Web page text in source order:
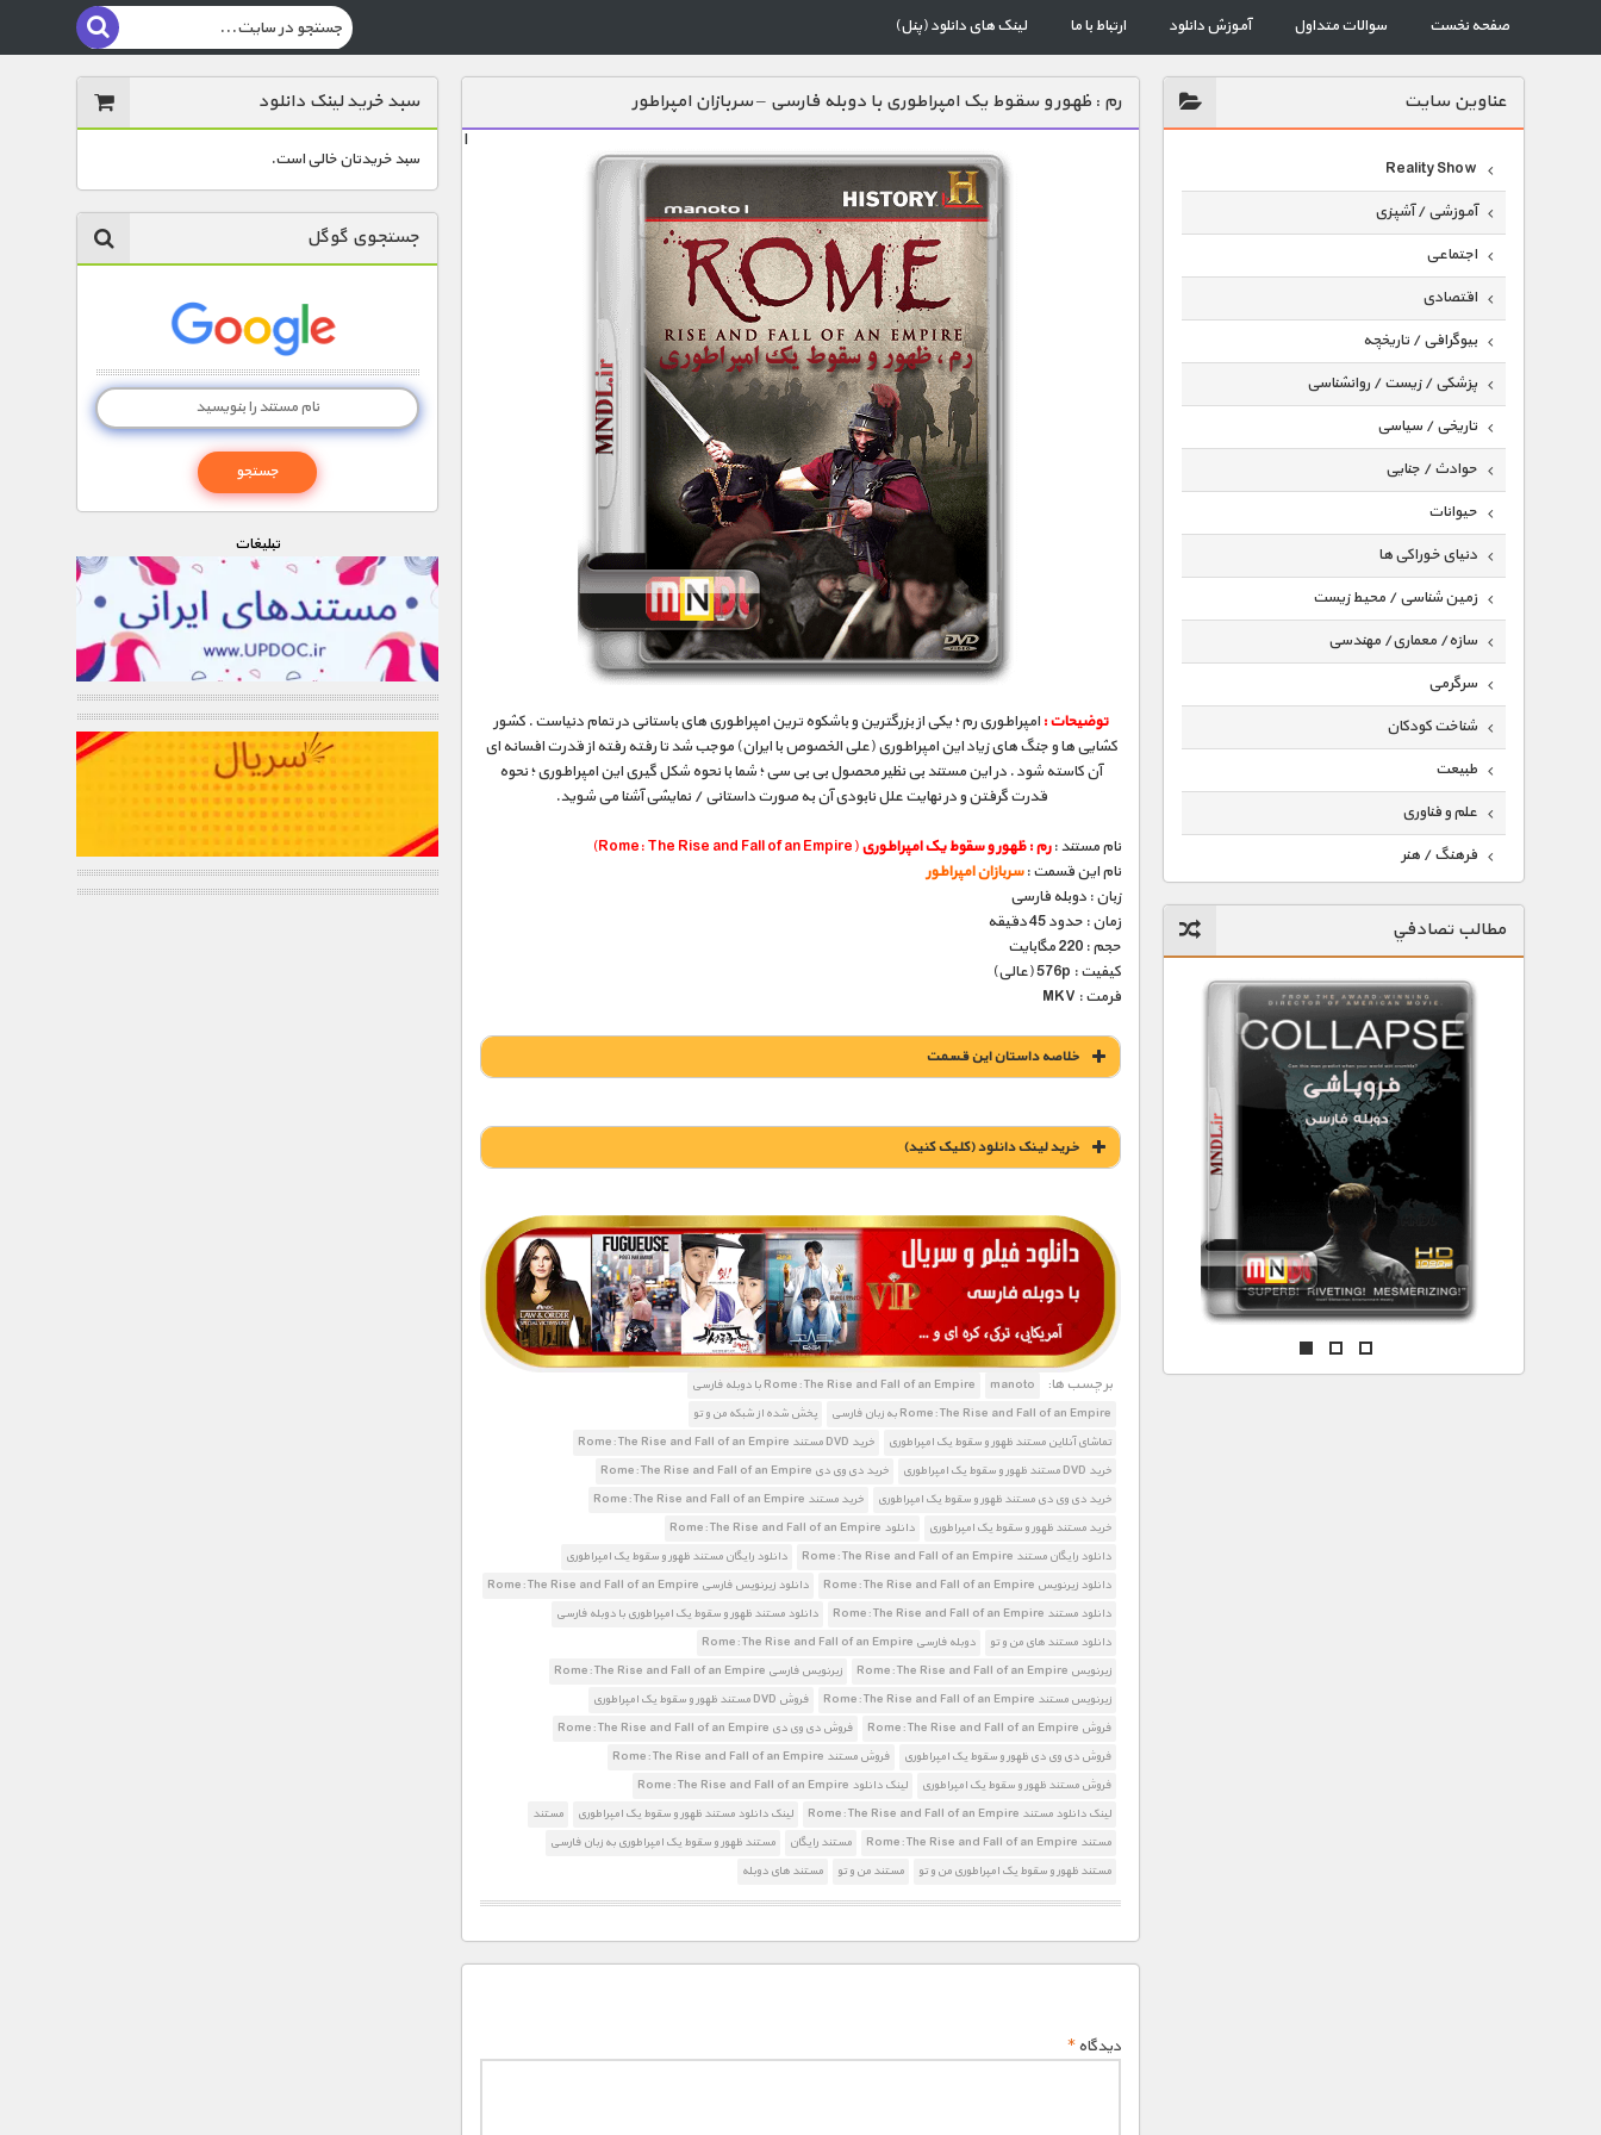
صفحه نخست سوالات متداول آموزش دانلود ارتباط با ما لینک های دانلود (پنل)
عناوين سايت
Reality Show
آموزشی / آشپزی
اجتماعی
اقتصادی
بیوگرافی / تاریخچه
پزشکی / زیست / روانشناسی
تاریخی / سیاسی
حوادث / جنایی
حیوانات
دنیای خوراکی ها
زمین شناسی / محیط زیست
سازه/ معماری/ مهندسی
سرگرمی
شناخت کودکان
طبیعت
علم و فناوری
فرهنگ / هنر
گردشگری
ماورایی
مسابقات / ورزشی
مستند های اختصاصی
مطالب تصادفي
رم : ظهور و سقوط یک امپراطوری با دوبله فارسی – سربازان امپراطور
ا
توضیحات : امپراطوری رم ؛ یکی از بزرگترین و باشکوه ترین امپراطوری های باستانی در تمام دنیاست . کشور
کشایی ها و جنگ های زیاد این امپراطوری (علی الخصوص با ایران) موجب شد تا رفته رفته از قدرت افسانه ای
آن کاسته شود . در این مستند بی نظیر محصول بی بی سی ؛ شما با نحوه شکل گیری این امپراطوری ؛ نحوه
قدرت گرفتن و در نهایت علل نابودی آن به صورت داستانی / نمایشی آشنا می شوید.
نام مستند :رم : ظهور و سقوط یک امپراطوری(Rome: The Rise and Fall of an Empire)
نام این قسمت :سربازان امپراطور
زبان : دوبله فارسی
زمان : حدود 45 دقیقه
حجم : 220 مگابایت
کیفیت : 576p (عالی)
فرمت : MKV
خلاصه داستان این قسمت
خريد لينک دانلود (کليک کنيد)
1900 تومان – خريد لينک دانلود (افزودن به سبد خريد)
برچسب ها: manoto
Rome: The Rise and Fall of an Empire با دوبله فارسی
Rome: The Rise and Fall of an Empire به زبان فارسی
پخش شده از شبکه من و تو
تماشای آنلاین مستند ظهور و سقوط یک امپراطوری
خرید DVD مستند Rome: The Rise and Fall of an Empire
خرید DVD مستند ظهور و سقوط یک امپراطوری
خرید دی وی دی Rome: The Rise and Fall of an Empire
خرید دی وی دی مستند ظهور و سقوط یک امپراطوری
خرید مستند Rome: The Rise and Fall of an Empire
خرید مستند ظهور و سقوط یک امپراطوری
دانلود Rome: The Rise and Fall of an Empire
دانلود رایگان مستند Rome: The Rise and Fall of an Empire
دانلود رایگان مستند ظهور و سقوط یک امپراطوری
دانلود زیرنویس Rome: The Rise and Fall of an Empire
دانلود زیرنویس فارسی Rome: The Rise and Fall of an Empire
دانلود مستند Rome: The Rise and Fall of an Empire
دانلود مستند ظهور و سقوط یک امپراطوری با دوبله فارسی
دانلود مستند های من و تو
دوبله فارسی Rome: The Rise and Fall of an Empire
زیرنویس Rome: The Rise and Fall of an Empire
زیرنویس فارسی Rome: The Rise and Fall of an Empire
زیرنویس مستند Rome: The Rise and Fall of an Empire
فروش DVD مستند ظهور و سقوط یک امپراطوری
فروش Rome: The Rise and Fall of an Empire
فروش دی وی دی Rome: The Rise and Fall of an Empire
فروش دی وی دی ظهور و سقوط یک امپراطوری
فروش مستند Rome: The Rise and Fall of an Empire
فروش مستند ظهور و سقوط یک امپراطوری
لینک دانلود Rome: The Rise and Fall of an Empire
لینک دانلود مستند Rome: The Rise and Fall of an Empire
لینک دانلود مستند ظهور و سقوط یک امپراطوری
مستند
مستند Rome: The Rise and Fall of an Empire
مستند رایگان
مستند ظهور و سقوط یک امپراطوری به زبان فارسی
مستند ظهور و سقوط یک امپراطوری من و تو
مستند من و تو مستند های دوبله
دیدگاه*
سبد خرید لینک دانلود
سبد خریدتان خالی است.
جستجوی گوگل
تبليغات